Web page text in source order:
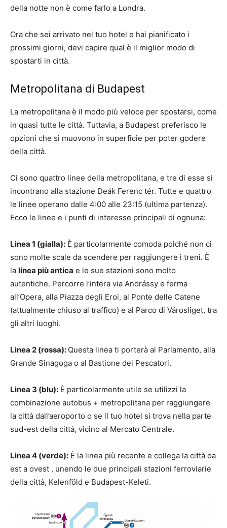
della notte non è come farlo a Londra.
Ora che sei arrivato nel tuo hotel e hai pianificato i
prossimi giorni, devi capire qual è il miglior modo di
spostarti in città.
Metropolitana di Budapest
La metropolitana è il modo più veloce per spostarsi, come
in quasi tutte le città. Tuttavia, a Budapest preferisco le
opzioni che si muovono in superficie per poter godere
della città.
Ci sono quattro linee della metropolitana, e tre di esse si
incontrano alla stazione Deák Ferenc tér. Tutte e quattro
le linee operano dalle 4:00 alle 23:15 (ultima partenza).
Ecco le linee e i punti di interesse principali di ognuna:
Linea 1 (gialla): È particolarmente comoda poiché non ci
sono molte scale da scendere per raggiungere i treni. È
la linea più antica e le sue stazioni sono molto
autentiche. Percorre l’intera via Andrássy e ferma
all’Opera, alla Piazza degli Eroi, al Ponte delle Catene
(attualmente chiuso al traffico) e al Parco di Városliget, tra
gli altri luoghi.
Linea 2 (rossa): Questa linea ti porterà al Parlamento, alla
Grande Sinagoga o al Bastione dei Pescatori.
Linea 3 (blu): È particolarmente utile se utilizzi la
combinazione autobus + metropolitana per raggiungere
la città dall’aeroporto o se il tuo hotel si trova nella parte
sud-est della città, vicino al Mercato Centrale.
Linea 4 (verde): È la linea più recente e collega la città da
est a ovest , unendo le due principali stazioni ferroviarie
della città, Kelenföld e Budapest-Keleti.